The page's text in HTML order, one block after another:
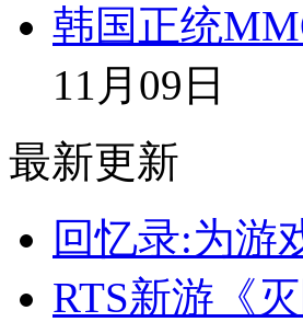
韩国正统
11月09日
最新更新
回忆录:为游
RTS新游《